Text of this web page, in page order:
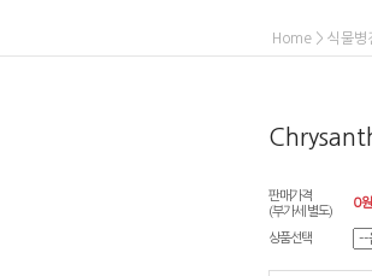
Home > 식물
판매가격
(부가세 별도)
0원
상품선택